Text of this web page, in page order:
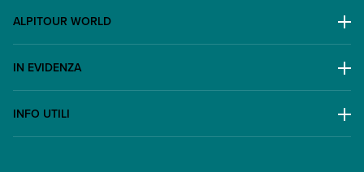
ALPITOUR WORLD
Lavora con noi
IN EVIDENZA
INFO UTILI